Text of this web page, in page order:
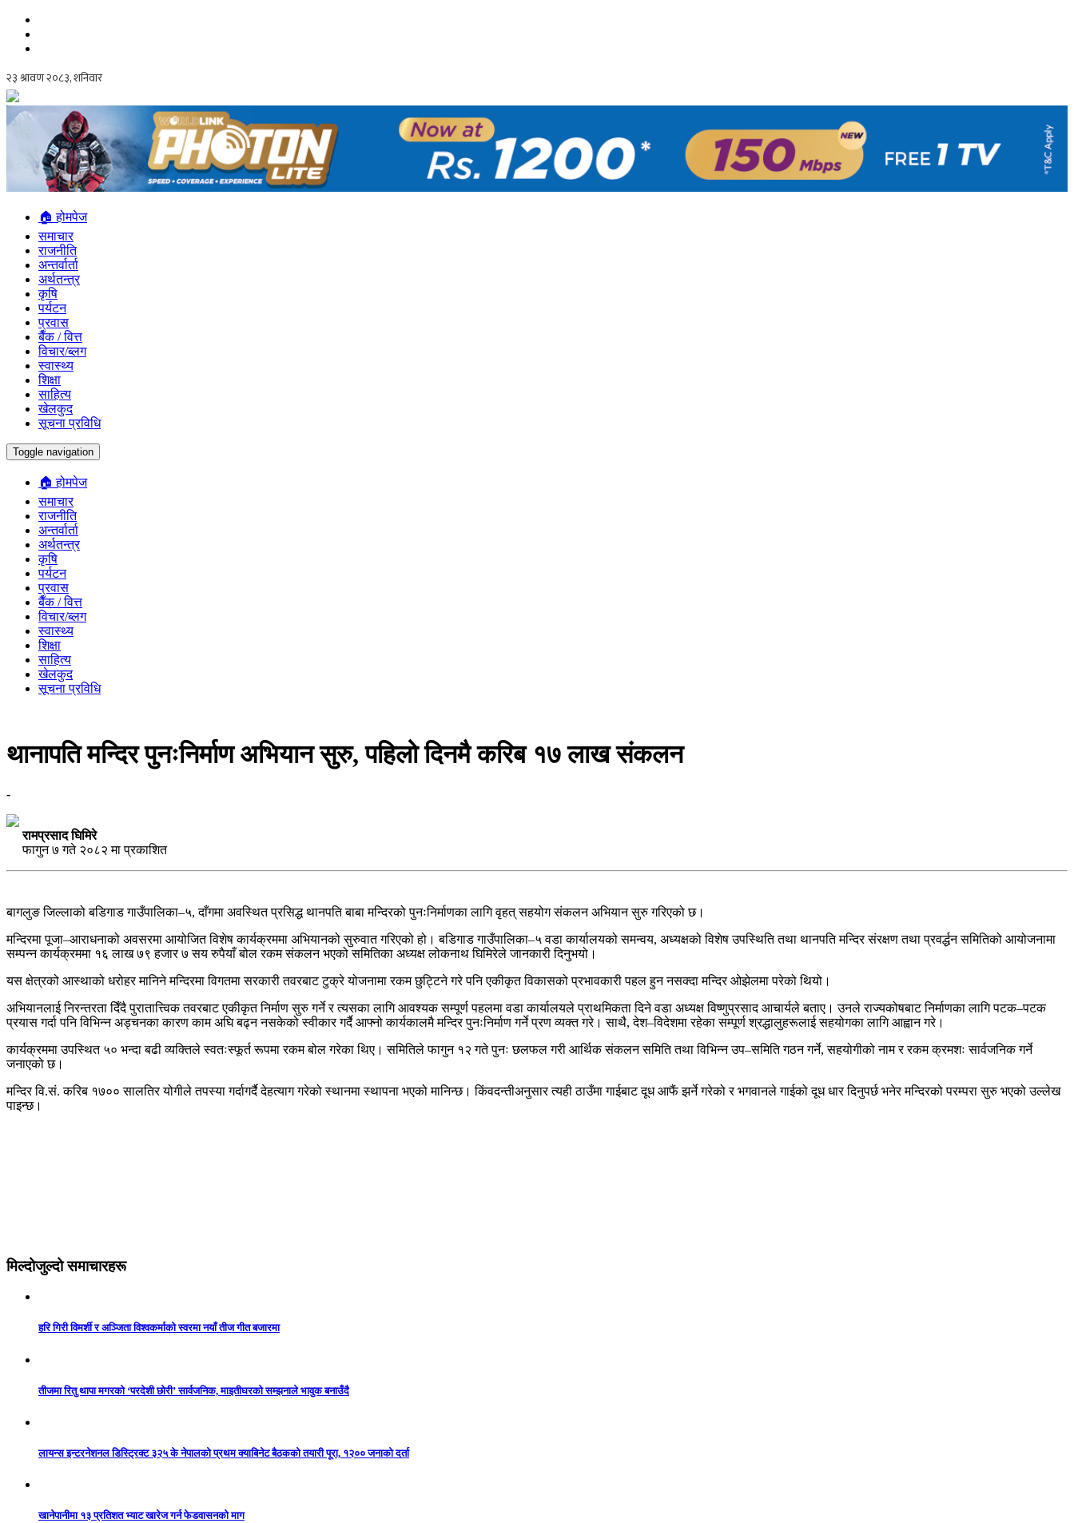
🏠 होमपेज
समाचार
राजनीति
अन्तर्वार्ता
अर्थतन्त्र
कृषि
पर्यटन
प्रवास
बैँक / वित्त
विचार/ब्लग
स्वास्थ्य
शिक्षा
साहित्य
खेलकुद
सूचना प्रविधि
Toggle navigation
🏠 होमपेज
समाचार
राजनीति
अन्तर्वार्ता
अर्थतन्त्र
कृषि
पर्यटन
प्रवास
बैँक / वित्त
विचार/ब्लग
स्वास्थ्य
शिक्षा
साहित्य
खेलकुद
सूचना प्रविधि
थानापति मन्दिर पुनःनिर्माण अभियान सुरु, पहिलो दिनमै करिब १७ लाख संकलन
-
रामप्रसाद घिमिरे
फागुन ७ गते २०८२ मा प्रकाशित
बागलुङ जिल्लाको बडिगाड गाउँपालिका–५, दाँगमा अवस्थित प्रसिद्ध थानपति बाबा मन्दिरको पुनःनिर्माणका लागि वृहत् सहयोग संकलन अभियान सुरु गरिएको छ।
मन्दिरमा पूजा–आराधनाको अवसरमा आयोजित विशेष कार्यक्रममा अभियानको सुरुवात गरिएको हो। बडिगाड गाउँपालिका–५ वडा कार्यालयको समन्वय, अध्यक्षको विशेष उपस्थिति तथा थानपति मन्दिर संरक्षण तथा प्रवर्द्धन समितिको आयोजनामा
सम्पन्न कार्यक्रममा १६ लाख ७९ हजार ७ सय रुपैयाँ बोल रकम संकलन भएको समितिका अध्यक्ष लोकनाथ घिमिरेले जानकारी दिनुभयो।
यस क्षेत्रको आस्थाको धरोहर मानिने मन्दिरमा विगतमा सरकारी तवरबाट टुक्रे योजनामा रकम छुट्टिने गरे पनि एकीकृत विकासको प्रभावकारी पहल हुन नसक्दा मन्दिर ओझेलमा परेको थियो।
अभियानलाई निरन्तरता दिँदै पुरातात्त्विक तवरबाट एकीकृत निर्माण सुरु गर्ने र त्यसका लागि आवश्यक सम्पूर्ण पहलमा वडा कार्यालयले प्राथमिकता दिने वडा अध्यक्ष विष्णुप्रसाद आचार्यले बताए। उनले राज्यकोषबाट निर्माणका लागि पटक–पटक
प्रयास गर्दा पनि विभिन्न अड्चनका कारण काम अघि बढ्न नसकेको स्वीकार गर्दै आफ्नो कार्यकालमै मन्दिर पुनःनिर्माण गर्ने प्रण व्यक्त गरे। साथै, देश–विदेशमा रहेका सम्पूर्ण श्रद्धालुहरूलाई सहयोगका लागि आह्वान गरे।
कार्यक्रममा उपस्थित ५० भन्दा बढी व्यक्तिले स्वतःस्फूर्त रूपमा रकम बोल गरेका थिए। समितिले फागुन १२ गते पुनः छलफल गरी आर्थिक संकलन समिति तथा विभिन्न उप–समिति गठन गर्ने, सहयोगीको नाम र रकम क्रमशः सार्वजनिक गर्ने
जनाएको छ।
मन्दिर वि.सं. करिब १७०० सालतिर योगीले तपस्या गर्दागर्दै देहत्याग गरेको स्थानमा स्थापना भएको मानिन्छ। किंवदन्तीअनुसार त्यही ठाउँमा गाईबाट दूध आफैं झर्ने गरेको र भगवानले गाईको दूध धार दिनुपर्छ भनेर मन्दिरको परम्परा सुरु भएको उल्लेख
पाइन्छ।
मिल्दोजुल्दो समाचारहरू
हरि गिरी विमर्शी र अञ्जिता विश्वकर्माको स्वरमा नयाँ तीज गीत बजारमा
तीजमा रितु थापा मगरको ‘परदेशी छोरी’ सार्वजनिक, माइतीघरको सम्झनाले भावुक बनाउँदै
लायन्स इन्टरनेशनल डिस्ट्रिक्ट ३२५ के नेपालको प्रथम क्याबिनेट बैठकको तयारी पूरा, १२०० जनाको दर्ता
खानेपानीमा १३ प्रतिशत भ्याट खारेज गर्न फेडवासनको माग